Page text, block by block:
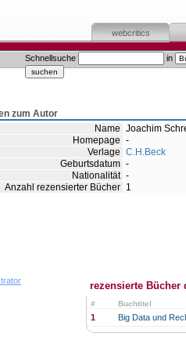
webcritics
Schnellsuche in
zum Autor
Name Joachim
Homepage -
Verlage C.H.Beck
Geburtsdatum -
Nationalität -
Anzahl rezensierter Bücher 1
rezensierte Bücher
# Buchtitel
1 Big Data und